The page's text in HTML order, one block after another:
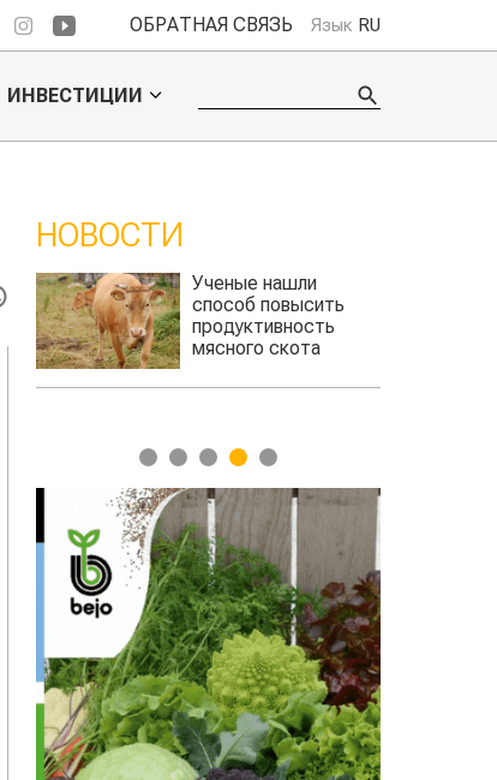
ОБРАТНАЯ СВЯЗЬ Язык RU
ИНВЕСТИЦИИ
НОВОСТИ
Кто успел, тот и
съел: новые правила
выдачи агросубсидий
1 2 3 4 5